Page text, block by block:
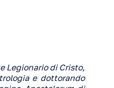
Legionario di Cristo,
e dottorando